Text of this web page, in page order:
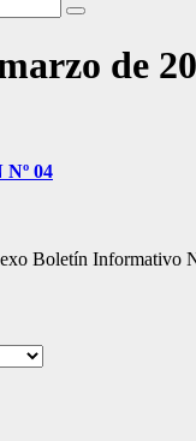
de
04
Boletín Informativo